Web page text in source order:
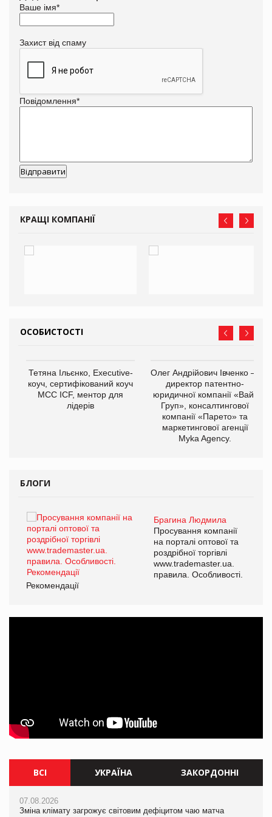
Ваше імя*
Захист від спаму
Повідомлення*
КРАЩІ КОМПАНІЇ
ОСОБИСТОСТІ
Тетяна Ільєнко, Executive-
коуч, сертифікований коуч
МСС ICF, ментор для
лідерів
Олег Андрійович Івченко —
директор патентно-
юридичної компанії «Вайз
Груп», консалтингової
компанії «Парето» та
маркетингової агенції
Myka Agency.
БЛОГИ
Брагина Людмила
Просування компанії
на порталі оптової та
роздрібної торгівлі
www.trademaster.ua.
правила. Особливості.
Рекомендації
ВСІ УКРАЇНА ЗАКОРДОННІ
07.08.2026
Зміна клімату загрожує світовим дефіцитом чаю матча
07.08.2026
Розмитнення «з коліс» та крос-докінг: як оперативні логістичні
07.08.2026
Зміна клімату загрожує світовим дефіцитом чаю матча